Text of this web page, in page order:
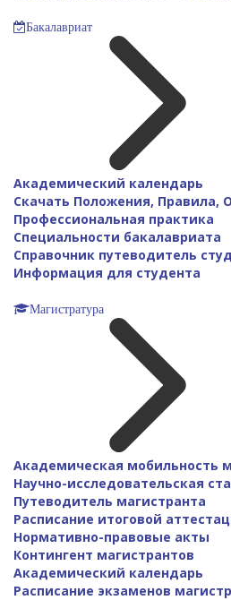
Бакалавриат
Академический календарь
Скачать Положения, Правила,
Профессиональная практика
Специальности бакалавриата
Справочник путеводитель
Информация для студента
Магистратура
Академическая мобильность
Научно-исследовательская
Путеводитель магистранта
Расписание итоговой
Нормативно-правовые акты
Контингент магистрантов
Академический календарь
Расписание экзаменов